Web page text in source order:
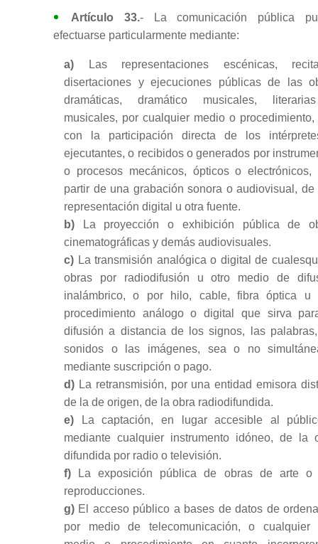
Artículo 33.- La comunicación pública
efectuarse particularmente mediante:
a) Las representaciones escénicas,
disertaciones y ejecuciones públicas de las
dramáticas, dramático musicales,
musicales, por cualquier medio o procedimiento,
con la participación directa de los
ejecutantes, o recibidos o generados por
o procesos mecánicos, ópticos o
partir de una grabación sonora o audiovisual, de
representación digital u otra fuente.
b) La proyección o exhibición pública de
cinematográficas y demás audiovisuales.
c) La transmisión analógica o digital de
obras por radiodifusión u otro medio de
inalámbrico, o por hilo, cable, fibra óptica u
procedimiento análogo o digital que sirva
difusión a distancia de los signos, las
sonidos o las imágenes, sea o no
mediante suscripción o pago.
d) La retransmisión, por una entidad emisora
de la de origen, de la obra radiodifundida.
e) La captación, en lugar accesible al
mediante cualquier instrumento idóneo, de la
difundida por radio o televisión.
f) La exposición pública de obras de arte o
reproducciones.
g) El acceso público a bases de datos de
por medio de telecomunicación, o cualquier